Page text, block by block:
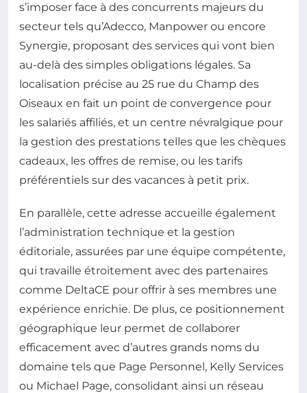
s’imposer face à des concurrents majeurs du
secteur tels qu’Adecco, Manpower ou encore
Synergie, proposant des services qui vont bien
au-delà des simples obligations légales. Sa
localisation précise au 25 rue du Champ des
Oiseaux en fait un point de convergence pour
les salariés affiliés, et un centre névralgique pour
la gestion des prestations telles que les chèques
cadeaux, les offres de remise, ou les tarifs
préférentiels sur des vacances à petit prix.
En parallèle, cette adresse accueille également
l’administration technique et la gestion
éditoriale, assurées par une équipe compétente,
qui travaille étroitement avec des partenaires
comme DeltaCE pour offrir à ses membres une
expérience enrichie. De plus, ce positionnement
géographique leur permet de collaborer
efficacement avec d’autres grands noms du
domaine tels que Page Personnel, Kelly Services
ou Michael Page, consolidant ainsi un réseau